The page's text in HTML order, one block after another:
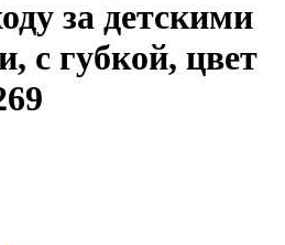
за детскими
с губкой, цвет